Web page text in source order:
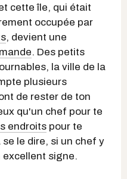
cette île, qui était
occupée par
, devient une
. Des petits
la ville de la
plusieurs
de rester de ton
qu'un chef pour te
endroits pour te
se le dire, si un chef y
signe.